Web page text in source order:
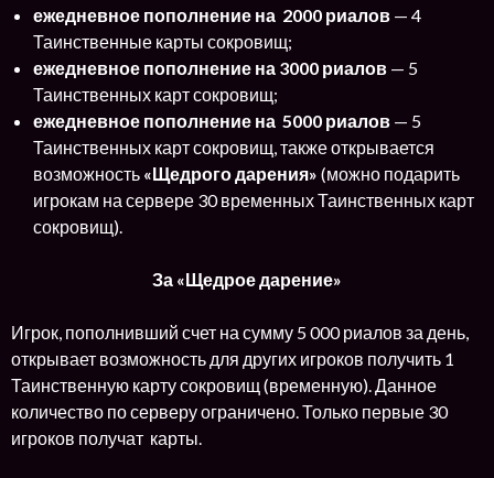
ежедневное пополнение на 2000 риалов — 4
Таинственные карты сокровищ;
ежедневное пополнение на 3000 риалов — 5
Таинственных карт сокровищ;
ежедневное пополнение на 5000 риалов — 5
Таинственных карт сокровищ, также открывается
возможность «Щедрого дарения» (можно подарить
игрокам на сервере 30 временных Таинственных карт
сокровищ).
За «Щедрое дарение»
Игрок, пополнивший счет на сумму 5 000 риалов за день,
открывает возможность для других игроков получить 1
Таинственную карту сокровищ (временную). Данное
количество по серверу ограничено. Только первые 30
игроков получат карты.